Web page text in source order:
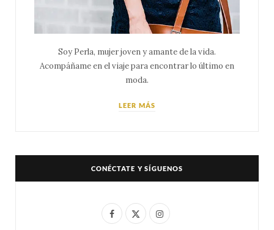
Soy Perla, mujer joven y amante de la vida.
Acompáñame en el viaje para encontrar lo último en
moda.
LEER MÁS
CONÉCTATE Y SÍGUENOS
F
X
I